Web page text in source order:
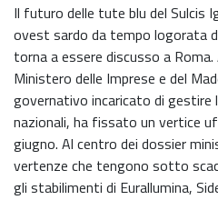
Il futuro delle tute blu del Sulcis
ovest sardo da tempo logorata
torna a essere discusso a
Ministero delle Imprese e del
governativo incaricato di gestire
nazionali, ha fissato un vertice
giugno. Al centro dei dossier
vertenze che tengono sotto
gli stabilimenti di Eurallumina,